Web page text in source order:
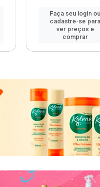
Faça seu login ou
cadastre-se para
ver preços e
comprar